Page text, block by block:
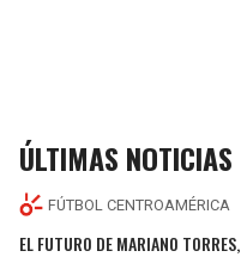
ÚLTIMAS NOTICIAS
FÚTBOL CENTROAMÉRICA
EL FUTURO DE MARIANO